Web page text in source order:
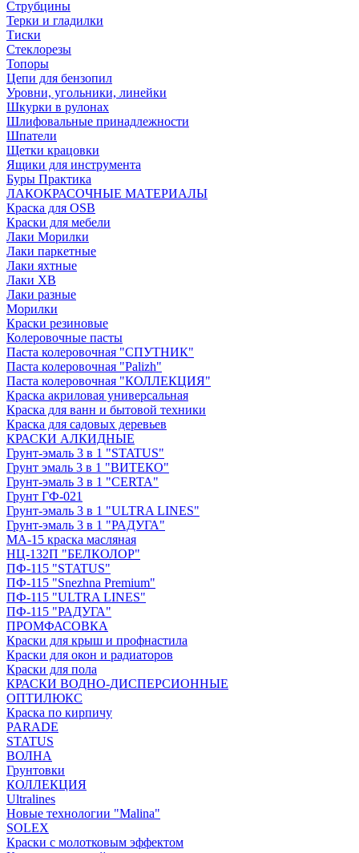
Струбцины
Терки и гладилки
Тиски
Стеклорезы
Топоры
Цепи для бензопил
Уровни, угольники, линейки
Шкурки в рулонах
Шлифовальные принадлежности
Шпатели
Щетки крацовки
Ящики для инструмента
Буры Практика
ЛАКОКРАСОЧНЫЕ МАТЕРИАЛЫ
Краска для OSB
Краски для мебели
Лаки Морилки
Лаки паркетные
Лаки яхтные
Лаки ХВ
Лаки разные
Морилки
Краски резиновые
Колеровочные пасты
Паста колеровочная "СПУТНИК"
Паста колеровочная "Palizh"
Паста колеровочная "КОЛЛЕКЦИЯ"
Краска акриловая универсальная
Краска для ванн и бытовой техники
Краска для садовых деревьев
КРАСКИ АЛКИДНЫЕ
Грунт-эмаль 3 в 1 "STATUS"
Грунт эмаль 3 в 1 "ВИТЕКО"
Грунт-эмаль 3 в 1 "CERTA"
Грунт ГФ-021
Грунт-эмаль 3 в 1 "ULTRA LINES"
Грунт-эмаль 3 в 1 "РАДУГА"
МА-15 краска масляная
НЦ-132П "БЕЛКОЛОР"
ПФ-115 "STATUS"
ПФ-115 "Snezhna Premium"
ПФ-115 "ULTRA LINES"
ПФ-115 "РАДУГА"
ПРОМФАСОВКА
Краски для крыш и профнастила
Краски для окон и радиаторов
Краски для пола
КРАСКИ ВОДНО-ДИСПЕРСИОННЫЕ
ОПТИЛЮКС
Краска по кирпичу
PARADE
STATUS
ВОЛНА
Грунтовки
КОЛЛЕКЦИЯ
Ultralines
Новые технологии "Malina"
SOLEX
Краски с молотковым эффектом